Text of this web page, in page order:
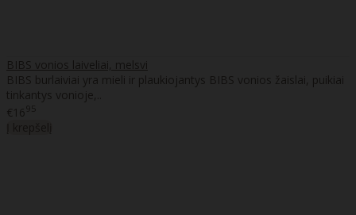
BIBS vonios laiveliai, melsvi
BIBS burlaiviai yra mieli ir plaukiojantys BIBS vonios žaislai, puikiai
tinkantys vonioje,..
€1695